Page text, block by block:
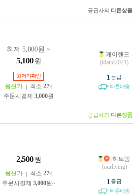
공급사의 다른상품
최저 5,000원 ~
5,100 원
최저가확인
옵션가 최소 2개
주문시결제 3,000원
케이랜드
(kland2021)
1 등급
빠른배송
공급사의 다른상품
2,500 원
옵션가 최소 2개
주문시결제 3,000원~
히트템
(ourliving)
1 등급
빠른배송